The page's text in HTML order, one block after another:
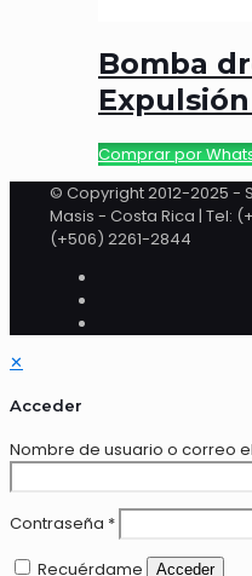
Bomba
Expulsión
Comprar por
© Copyright 2012-2025 -
Masis - Costa Rica | Tel:
(+506) 2261-2844
✕
Acceder
Nombre de usuario o correo
Contraseña *
Recuérdame
Acceder